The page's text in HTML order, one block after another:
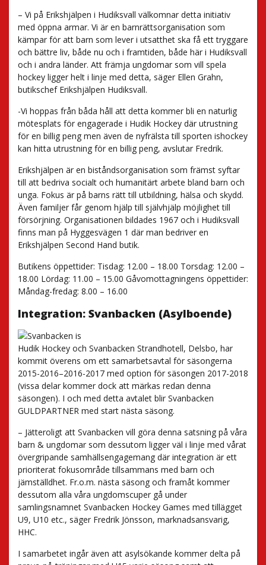
– Vi på Erikshjälpen i Hudiksvall välkomnar detta initiativ
med öppna armar. Vi är en barnrättsorganisation som
kämpar för att barn som lever i utsatthet ska få ett tryggare
och bättre liv, både nu och i framtiden, både här i Hudiksvall
och i andra länder. Att främja ungdomar som vill spela
hockey ligger helt i linje med detta, säger Ellen Grahn,
butikschef Erikshjälpen Hudiksvall.
-Vi hoppas från båda håll att detta kommer bli en naturlig
mötesplats för engagerade i Hudik Hockey där utrustning
för en billig peng men även de nyfrälsta till sporten ishockey
kan hitta utrustning för en billig peng, avslutar Fredrik.
Erikshjälpen är en biståndsorganisation som främst syftar
till att bedriva socialt och humanitärt arbete bland barn och
unga. Fokus är på barns rätt till utbildning, hälsa och skydd.
Även familjer får genom hjälp till självhjälp möjlighet till
försörjning. Organisationen bildades 1967 och i Hudiksvall
finns man på Hyggesvägen 1 där man bedriver en
Erikshjälpen Second Hand butik.
Butikens öppettider: Tisdag: 12.00 – 18.00 Torsdag: 12.00 –
18.00 Lördag: 11.00 – 15.00 Gåvomottagningens öppettider:
Måndag-fredag: 8.00 – 16.00
Integration: Svanbacken (Asylboende)
Hudik Hockey och Svanbacken Strandhotell, Delsbo, har
kommit överens om ett samarbetsavtal för säsongerna
2015-2016–2016-2017 med option för säsongen 2017-2018
(vissa delar kommer dock att märkas redan denna
säsongen). I och med detta avtalet blir Svanbacken
GULDPARTNER med start nästa säsong.
– Jätteroligt att Svanbacken vill göra denna satsning på våra
barn & ungdomar som dessutom ligger väl i linje med vårat
övergripande samhällsengagemang där integration är ett
prioriterat fokusområde tillsammans med barn och
jämställdhet. Fr.o.m. nästa säsong och framåt kommer
dessutom alla våra ungdomscuper gå under
samlingsnamnet Svanbacken Hockey Games med tillägget
U9, U10 etc., säger Fredrik Jönsson, marknadsansvarig,
HHC.
I samarbetet ingår även att asylsökande kommer delta på